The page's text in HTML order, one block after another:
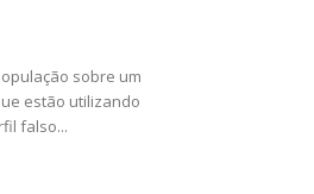
sobre um
estão utilizando
falso...